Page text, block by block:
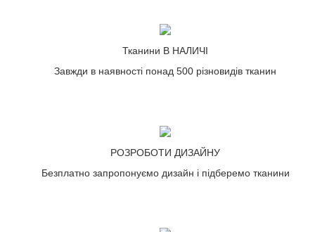
Тканини В НАЛИЧІ
Завжди в наявності понад 500 різновидів тканин
РОЗРОБОТИ ДИЗАЙНУ
Безплатно запропонуємо дизайн і підберемо тканини